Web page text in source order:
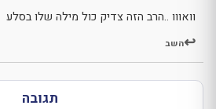
וואווו ..הרב הזה צדיק כול מילה שלו בסלע
השב
תגובה